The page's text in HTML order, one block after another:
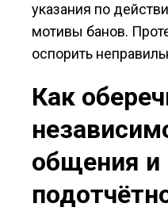
указания по
мотивы банов.
оспорить
Как
общения и